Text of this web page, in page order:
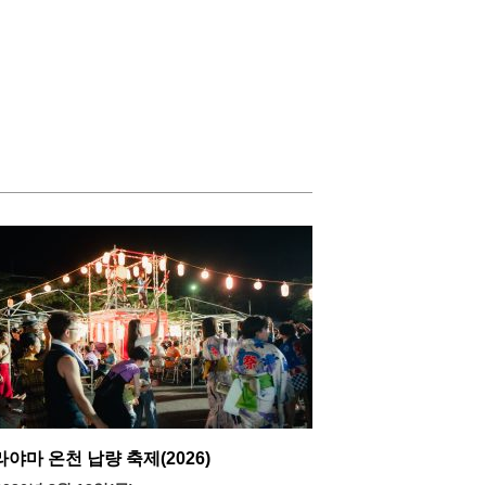
야마 온천 납량 축제(2026)